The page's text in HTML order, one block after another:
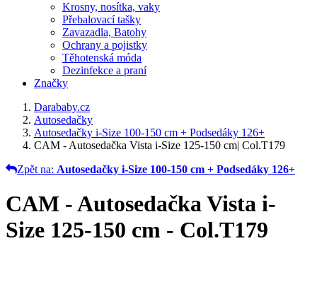
Krosny, nosítka, vaky
Přebalovací tašky
Zavazadla, Batohy
Ochrany a pojistky
Těhotenská móda
Dezinfekce a praní
Značky
Darababy.cz
Autosedačky
Autosedačky i-Size 100-150 cm + Podsedáky 126+
CAM - Autosedačka Vista i-Size 125-150 cm| Col.T179
Zpět na: Autosedačky i-Size 100-150 cm + Podsedáky 126+
CAM - Autosedačka Vista i-
Size 125-150 cm - Col.T179